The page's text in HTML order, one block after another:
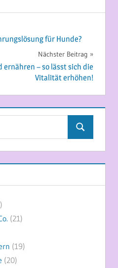
für Hunde?
Nächster Beitrag
ernähren – so lässt sich die
Vitalität erhöhen!
Suchen
(21)
(19)
(20)